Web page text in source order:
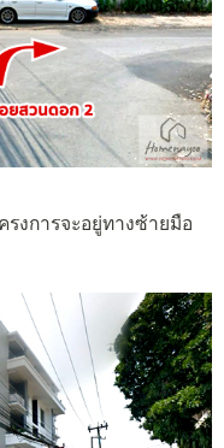
รงการจะอยู่ทางซ้ายมือ